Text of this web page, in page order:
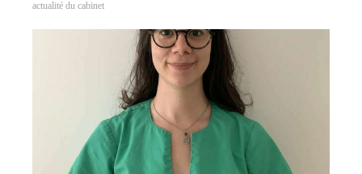
actualité du cabinet